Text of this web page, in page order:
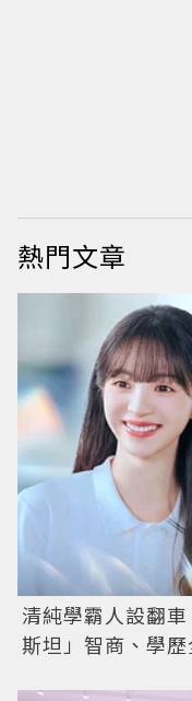
熱門文章
清純學霸人設翻
斯坦」智商、學